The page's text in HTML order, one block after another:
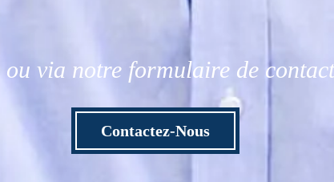
ou via notre formulaire de
Contactez-Nous